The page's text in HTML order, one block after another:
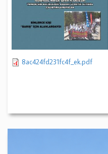
8ac424fd231fc4f_ek.pdf